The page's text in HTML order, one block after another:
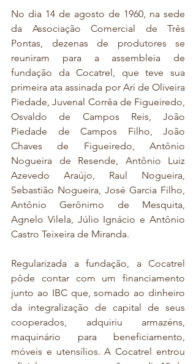
No dia 14 de agosto de 1960, na sede
da Associação Comercial de Três
Pontas, dezenas de produtores se
reuniram para a assembleia de
fundação da Cocatrel, que teve sua
primeira ata assinada por Ari de Oliveira
Piedade, Juvenal Corrêa de Figueiredo,
Osvaldo de Campos Reis, João
Piedade de Campos Filho, João
Chaves de Figueiredo, Antônio
Nogueira de Resende, Antônio Luiz
Azevedo Araújo, Raul Nogueira,
Sebastião Nogueira, José Garcia Filho,
Antônio Gerônimo de Mesquita,
Agnelo Vilela, Júlio Ignácio e Antônio
Castro Teixeira de Miranda.
Regularizada a fundação, a Cocatrel
pôde contar com um financiamento
junto ao IBC que, somado ao dinheiro
da integralização de capital de seus
cooperados, adquiriu armazéns,
maquinário para beneficiamento,
móveis e utensílios. A Cocatrel entrou